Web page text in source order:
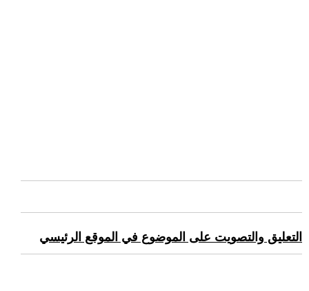
التعليق والتصويت على الموضوع في الموقع الرئيسي